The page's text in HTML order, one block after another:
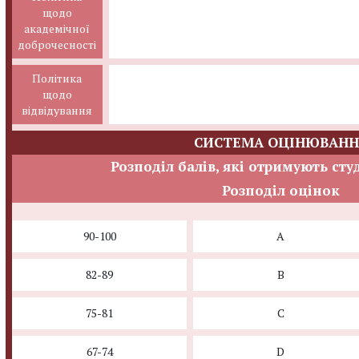
щодо
академічної
доброчесності
Політика
щодо
відвідування
СИСТЕМА
Розподіл балів, які отримують
Розподіл оцінок
90-100 A
82-89 B
75-81 C
67-74 D